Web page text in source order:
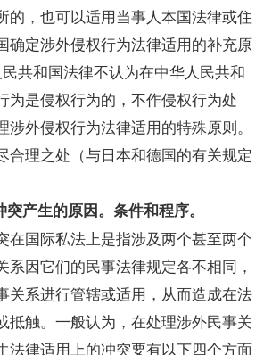
的，也可以适用当事人本国法律或住
确定涉外侵权行为法律适用的补充原
共和国法律不认为在中华人民共和
为是侵权行为的，不作侵权行为处
外侵权行为法律适用的特殊原则。
合理之处（与日本和德国的有关规定
产生的原因。条件和程序。
国际私法上是指涉及两个甚至两个
系因它们的民事法律规定各不相同，
关系进行管辖或适用，从而造成在法
抵触。一般认为，在处理涉外民事关
法律适用上的冲突要有以下四个方面